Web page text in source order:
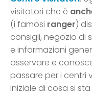
visitatori che è
(i famosi ranger)
consigli, negozio di
e informazioni
osservare e
passare per i centri
iniziale di cosa si